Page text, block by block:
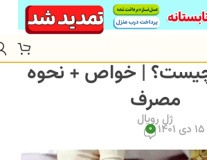
| خواص + نحوه
مصرف
ژل رویال
0